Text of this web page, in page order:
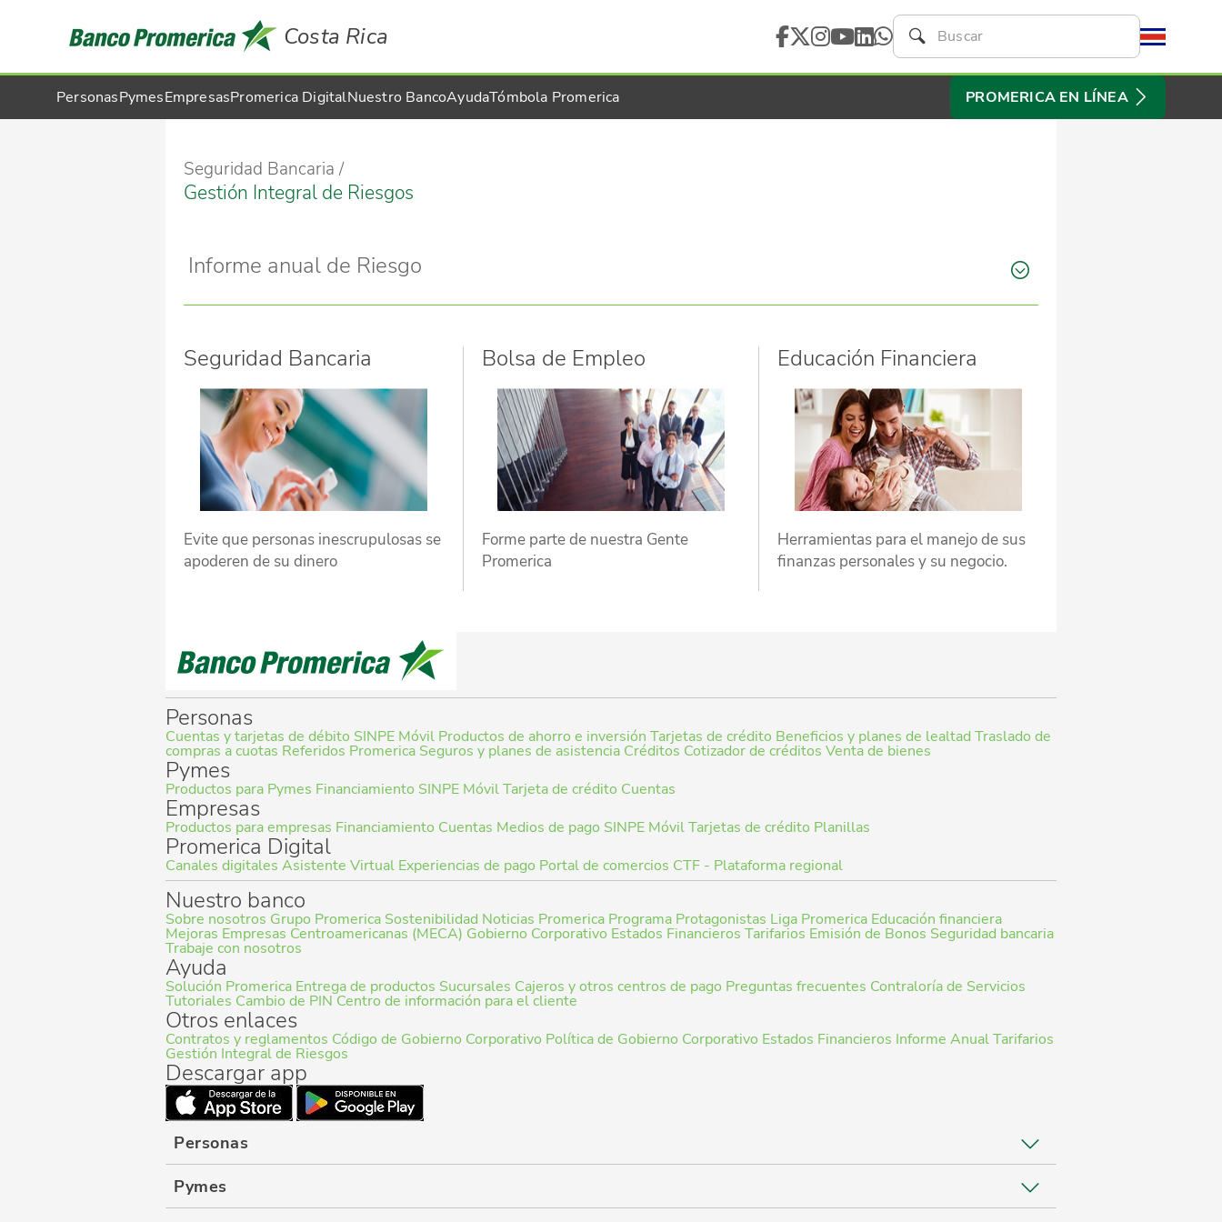
Costa Rica
PersonasPymesEmpresasPromerica DigitalNuestro BancoAyudaTómbola Promerica PROMERICA EN LÍNEA
Seguridad Bancaria
Gestión Integral de Riesgos
Informe anual de Riesgo
Seguridad Bancaria
Evite que personas inescrupulosas se
apoderen de su dinero
Bolsa de Empleo
Forme parte de nuestra Gente
Promerica
Educación Financiera
Herramientas para el manejo de sus
finanzas personales y su negocio.
Personas
Cuentas y tarjetas de débito SINPE Móvil Productos de ahorro e inversión Tarjetas de crédito Beneficios y planes de lealtad Traslado de
compras a cuotas Referidos Promerica Seguros y planes de asistencia Créditos Cotizador de créditos Venta de bienes
Pymes
Productos para Pymes Financiamiento SINPE MóvilTarjeta de crédito Cuentas
Empresas
Productos para empresas Financiamiento Cuentas Medios de pago SINPE MóvilTarjetas de crédito Planillas
Promerica Digital
Canales digitales Asistente Virtual Experiencias de pago Portal de comercios CTF - Plataforma regional
Nuestro banco
Sobre nosotros Grupo Promerica Sostenibilidad Noticias Promerica Programa Protagonistas Liga Promerica Educación financiera
Mejoras Empresas Centroamericanas (MECA) Gobierno Corporativo Estados Financieros Tarifarios Emisión de Bonos Seguridad bancaria
Trabaje con nosotros
Ayuda
Solución Promerica Entrega de productos Sucursales Cajeros y otros centros de pago Preguntas frecuentes Contraloría de Servicios
Tutoriales Cambio de PIN Centro de información para el cliente
Otros enlaces
Contratos y reglamentos Código de Gobierno Corporativo Política de Gobierno Corporativo Estados Financieros Informe AnualTarifarios
Gestión Integral de Riesgos
Descargar app
Personas
Pymes